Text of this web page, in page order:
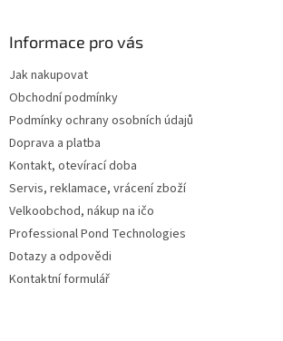
Informace pro vás
Jak nakupovat
Obchodní podmínky
Podmínky ochrany osobních údajů
Doprava a platba
Kontakt, otevírací doba
Servis, reklamace, vrácení zboží
Velkoobchod, nákup na ičo
Professional Pond Technologies
Dotazy a odpovědi
Kontaktní formulář